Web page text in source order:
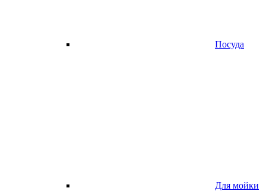
Посуда
Для мойки